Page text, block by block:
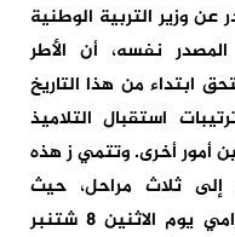
عن وزير التربية الوطنية
المصدر نفسه، أن الأطر
ابتداء من هذا التاريخ
استقبال التلاميذ
أمور أخرى. وتتمي ز هذه
إلى ثلاث مراحل، حيث
ستنطلق الدروس بشكل فعلي وإلزامي يوم الاثنين 8 شتنبر